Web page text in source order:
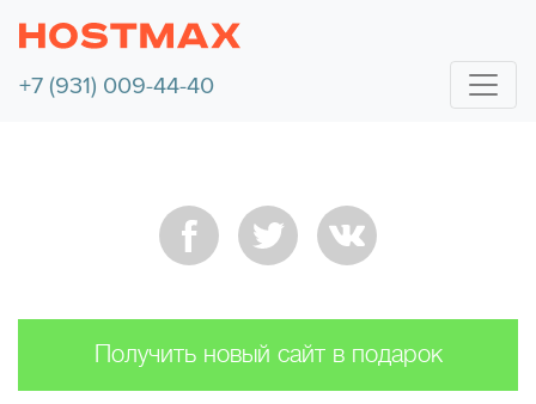
+7 (931) 009-44-40
Получить новый сайт в подарок